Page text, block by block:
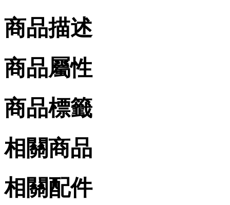
商品描述
商品屬性
商品標籤
相關商品
相關配件